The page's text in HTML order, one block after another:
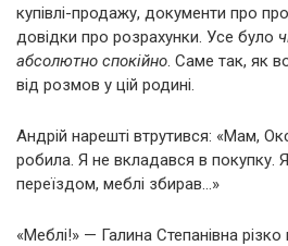
купівлі-продажу, документи про
довідки про розрахунки. Усе було
абсолютно спокійно. Саме так, як
від розмов у цій родині.
Андрій нарешті втрутився: «Мам,
робила. Я не вкладався в покупку.
переїздом, меблі збирав…»
«Меблі!» — Галина Степанівна